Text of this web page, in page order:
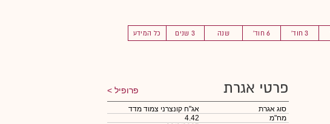
3 חוד' 6 חוד' שנה 3 שנים כל המידע
פרטי אגרת פרופיל
סוג אגרת
אג"ח קונצרני צמוד מדד
מח"מ
4.42